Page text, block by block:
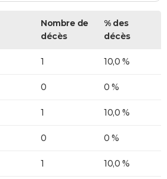
Nombre de
décès
% des
décès
1 10,0 %
0 0 %
1 10,0 %
0 0 %
1 10,0 %